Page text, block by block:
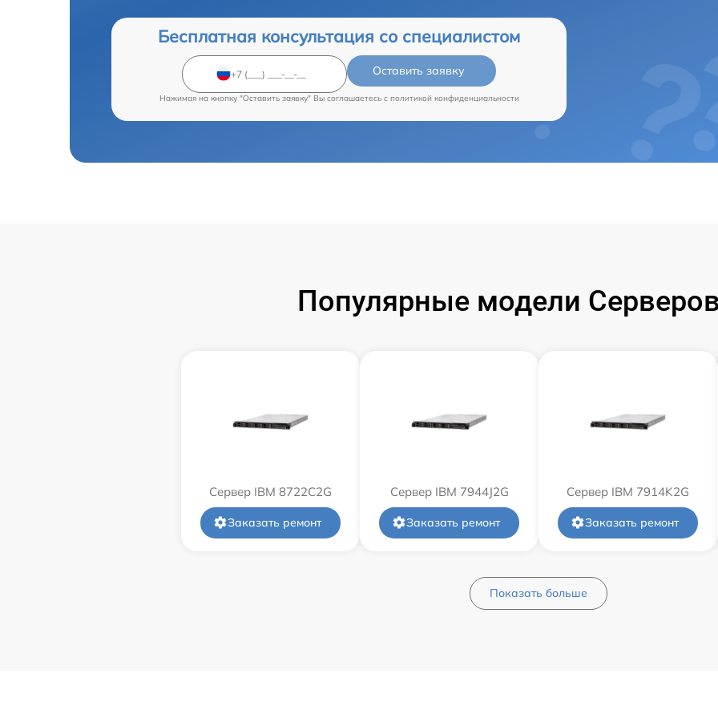
Бесплатная консультация со специалистом
Оставить заявку
Нажимая на кнопку "Оставить заявку" Вы соглашаетесь c политикой конфиденциальности
Популярные модели
Сервер IBM 8722C2G
Заказать ремонт
Сервер IBM 7944J2G
Заказать ремонт
Сервер IBM 7914K2G
Заказать ремонт
Показать больше